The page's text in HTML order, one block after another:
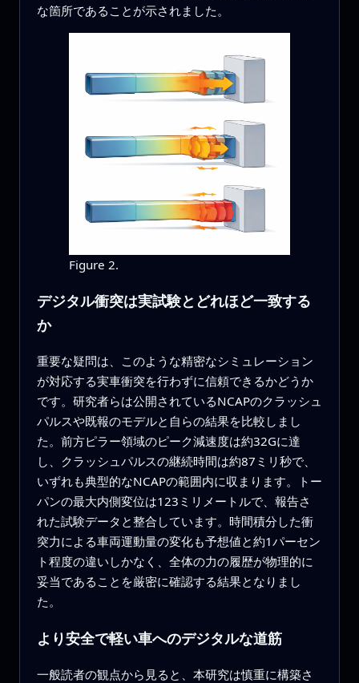
な箇所であることが示されました。
Figure 2.
デジタル衝突は実試験とどれほど一致する
か
重要な疑問は、このような精密なシミュレーション
が対応する実車衝突を行わずに信頼できるかどうか
です。研究者らは公開されているNCAPのクラッシュ
パルスや既報のモデルと自らの結果を比較しまし
た。前方ピラー領域のピーク減速度は約32Gに達
し、クラッシュパルスの継続時間は約87ミリ秒で、
いずれも典型的なNCAPの範囲内に収まります。トー
パンの最大内側変位は123ミリメートルで、報告さ
れた試験データと整合しています。時間積分した衝
突力による車両運動量の変化も予想値と約1パーセン
ト程度の違いしかなく、全体の力の履歴が物理的に
妥当であることを厳密に確認する結果となりまし
た。
より安全で軽い車へのデジタルな道筋
一般読者の観点から見ると、本研究は慎重に構築さ